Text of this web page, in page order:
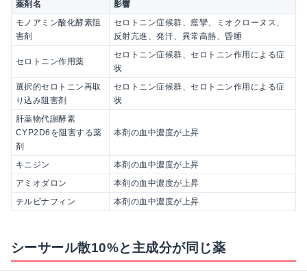
薬剤名
影響
モノアミン酸化酵素阻
害剤
セロトニン症候群、痙攣、ミオクローヌス、
反射亢進、発汗、異常高熱、昏睡
セロトニン作用薬
セロトニン症候群、セロトニン作用による症
状
選択的セロトニン再取
り込み阻害剤
セロトニン症候群、セロトニン作用による症
状
肝薬物代謝酵素
CYP2D6を阻害する薬
剤
本剤の血中濃度が上昇
キニジン
本剤の血中濃度が上昇
アミオダロン
本剤の血中濃度が上昇
テルビナフィン
本剤の血中濃度が上昇
シーサール散10%と主成分が同じ薬